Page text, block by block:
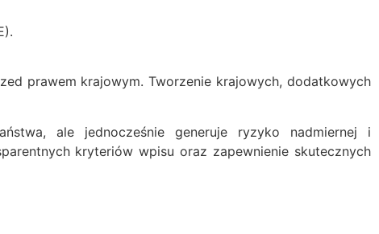
prawem krajowym. Tworzenie krajowych, dodatkowych
ale jednocześnie generuje ryzyko nadmiernej i
kryteriów wpisu oraz zapewnienie skutecznych